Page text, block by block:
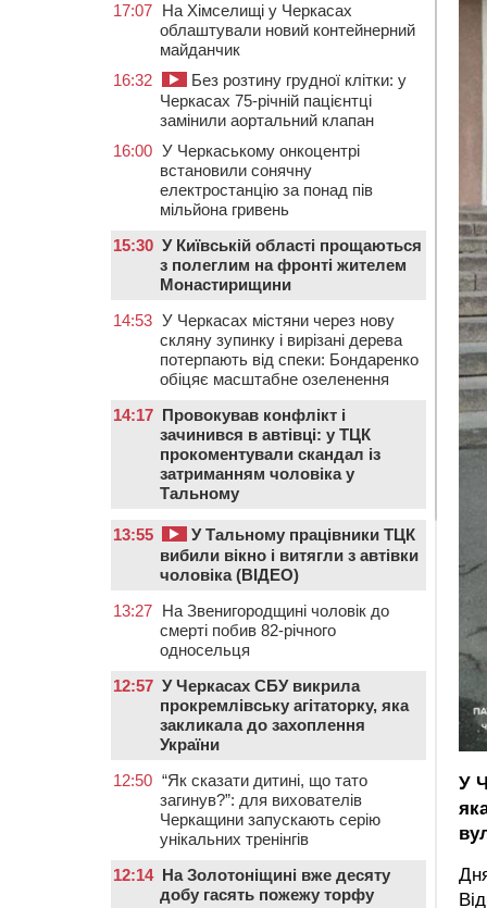
У
17:07 На Хімселищі у Черкасах
облаштували новий контейнерний
майданчик
16:32
Без розтину грудної клітки: у
Черкасах 75-річній пацієнтці
замінили аортальний клапан
16:00 У Черкаському онкоцентрі
встановили сонячну
електростанцію за понад пів
мільйона гривень
15:30 У Київській області прощаються
з полеглим на фронті жителем
Монастирищини
14:53 У Черкасах містяни через нову
скляну зупинку і вирізані дерева
потерпають від спеки: Бондаренко
обіцяє масштабне озеленення
14:17 Провокував конфлікт і
зачинився в автівці: у ТЦК
прокоментували скандал із
затриманням чоловіка у
Тальному
13:55
У Тальному працівники ТЦК
вибили вікно і витягли з автівки
чоловіка (ВІДЕО)
13:27 На Звенигородщині чоловік до
смерті побив 82-річного
односельця
12:57 У Черкасах СБУ викрила
прокремлівську агітаторку, яка
закликала до захоплення
України
12:50 “Як сказати дитині, що тато
загинув?”: для вихователів
Черкащини запускають серію
унікальних тренінгів
12:14 На Золотоніщині вже десяту
добу гасять пожежу торфу